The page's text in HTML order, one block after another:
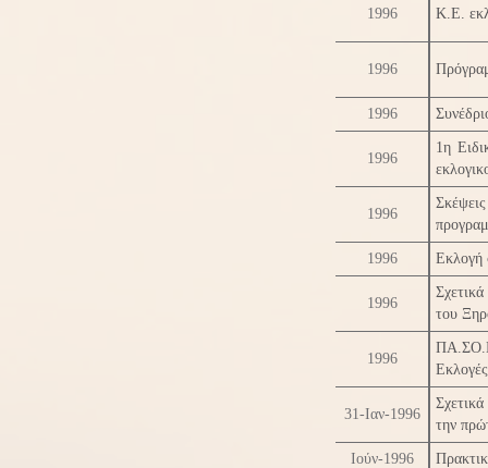
1996 Κ.Ε.
1996
1996
1996
1η
1996
1996 Εκλογή
1996
του
1996
31-Ιαν-1996
την
Ιούν-1996